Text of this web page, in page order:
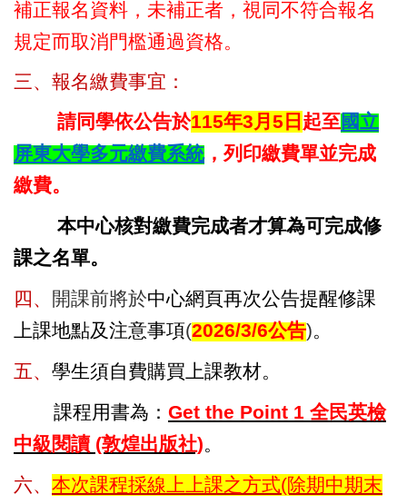
補正報名資料，未補正者，視同不符合報名
規定而取消門檻通過資格。
三、報名繳費事宜：
請同學依公告於115年3月5日 起至國立
屏東大學多元繳費系統，列印繳費單並完成
繳費。
本中心核對繳費完成者才算為可完成修
課之名單。
四、 開課前將於中心網頁再次公告提醒修課
上課地點及注意事項(2026/3/6公告)。
五、 學生須自費購買上課教材。
課程用書為： Get the Point 1 全民英檢
中級閱讀 (敦煌出版社)。
六、 本次課程採線上上課之方式(除期中期末